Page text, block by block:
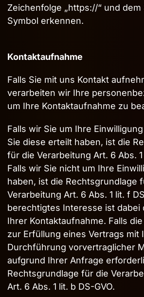
Zeichenfolge „https://“ und
Symbol erkennen.
Kontaktaufnahme
Falls Sie mit uns Kontakt
verarbeiten wir Ihre
um Ihre Kontaktaufnahme zu
Falls wir Sie um Ihre
Sie diese erteilt haben, ist die
für die Verarbeitung Art. 6 Abs. 1
Falls wir Sie nicht um Ihre
haben, ist die Rechtsgrundlage
Verarbeitung Art. 6 Abs. 1 lit. f
berechtigtes Interesse ist dabei
Ihrer Kontaktaufnahme. Falls
zur Erfüllung eines Vertrags mit
Durchführung vorvertraglicher
aufgrund Ihrer Anfrage
Rechtsgrundlage für die
Art. 6 Abs. 1 lit. b DS-GVO.